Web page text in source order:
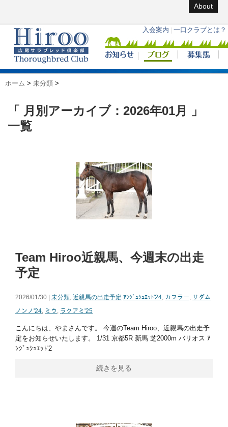
About
ホーム > 未分類 >
「 月別アーカイブ：2026年01月 」
一覧
Team Hiroo近親馬、今週末の出走
予定
2026/01/30 | 未分類 近親馬の出走予定 ｱﾝｼﾞｭｼｭｴｯﾄ'24 カフラー サダム
ノンノ'24 ミウ ラクアミ'25
こんにちは、やまさんです。 今週のTeam Hiroo、近親馬の出走予
定をお知らせいたします。 1/31 京都5R 新馬 芝2000m バリオス ｱ
ﾝｼﾞｭｼｭｴｯﾄ'2
続きを見る